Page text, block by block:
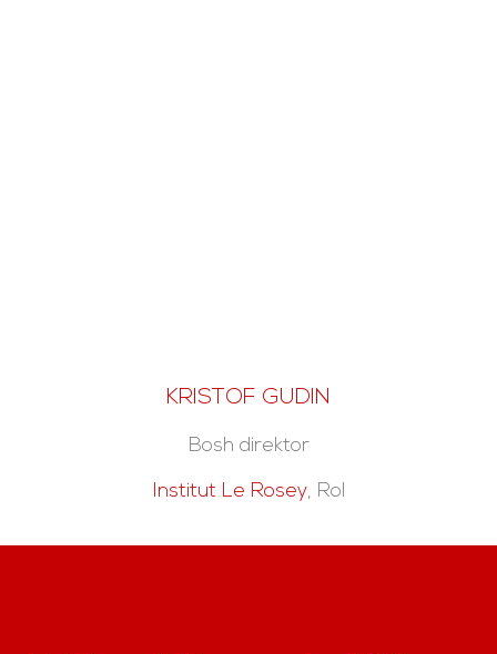
KRISTOF GUDIN
Bosh direktor
Institut Le Rosey, Rol